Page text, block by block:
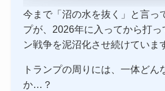
今まで「沼の水を抜く」と言っ
プが、2026年に入ってから打っ
ン戦争を泥沼化させ続けていま
トランプの周りには、一体どん
か…？